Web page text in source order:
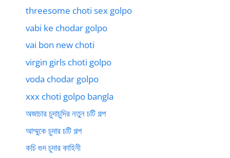
threesome choti sex golpo
vabi ke chodar golpo
vai bon new choti
virgin girls choti golpo
voda chodar golpo
xxx choti golpo bangla
অজাচার চুদাচুদির নতুন চটি গল্প
আম্মুকে চুদার চটি গল্প
কচি গুদ চুদার কাহিনী